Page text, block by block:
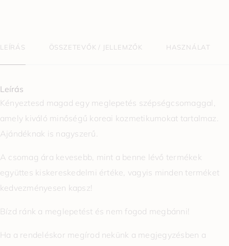
LEÍRÁS ÖSSZETEVŐK / JELLEMZŐK HASZNÁLAT
Leírás
Kényeztesd magad egy meglepetés szépségcsomaggal,
amely kiváló minőségű koreai kozmetikumokat tartalmaz.
Ajándéknak is nagyszerű.
A csomag ára kevesebb, mint a benne lévő termékek
együttes kiskereskedelmi értéke, vagyis minden terméket
kedvezményesen kapsz!
Bízd ránk a meglepetést és nem fogod megbánni!
Ha a rendeléskor megírod nekünk a megjegyzésben a